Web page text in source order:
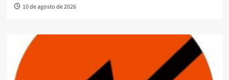
10 de agosto de 2026